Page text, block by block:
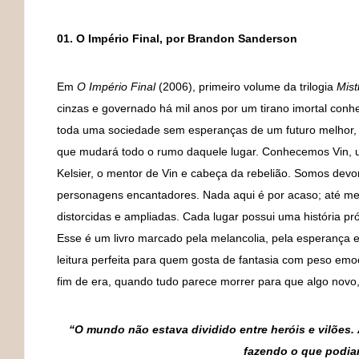
01. O Império Final, por Brandon Sanderson
Em O Império Final(2006), primeiro volume da trilogia
cinzas e governado há mil anos por um tirano imortal
toda uma sociedade sem esperanças de um futuro
que mudará todo o rumo daquele lugar. Conhecemos
Kelsier, o mentor de Vin e cabeça da rebelião. Somos
personagens encantadores. Nada aqui é por acaso; até
distorcidas e ampliadas. Cada lugar possui uma história
Esse é um livro marcado pela melancolia, pela
leitura perfeita para quem gosta de fantasia com peso
fim de era, quando tudo parece morrer para que algo
“O mundo não estava dividido entre heróis e
fazendo o que